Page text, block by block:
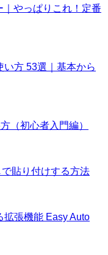
やっぱりこれ！定番
方 53選｜基本から
（初心者入門編）
貼り付けする方法
拡張機能 Easy Auto